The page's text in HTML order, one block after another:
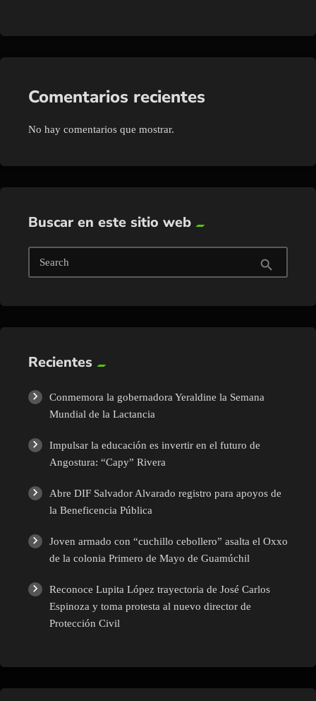
Comentarios recientes
No hay comentarios que mostrar.
Buscar en este sitio web
Search search
Recientes
Conmemora la gobernadora Yeraldine la Semana
Mundial de la Lactancia
Impulsar la educación es invertir en el futuro de
Angostura: “Capy” Rivera
Abre DIF Salvador Alvarado registro para apoyos de
la Beneficencia Pública
Joven armado con “cuchillo cebollero” asalta el Oxxo
de la colonia Primero de Mayo de Guamúchil
Reconoce Lupita López trayectoria de José Carlos
Espinoza y toma protesta al nuevo director de
Protección Civil